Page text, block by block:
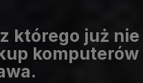
którego już nie
komputerów